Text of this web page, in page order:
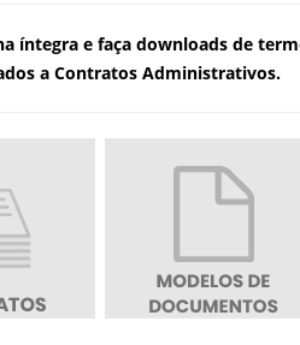
íntegra e faça downloads de
a Contratos Administrativos.